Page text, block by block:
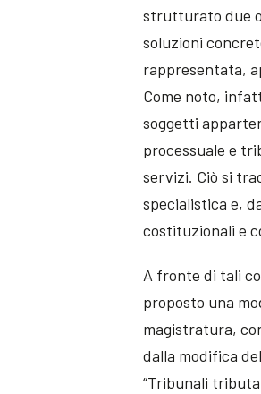
strutturato due
soluzioni
rappresentata,
Come noto,
soggetti
processuale e
servizi. Ciò si
specialistica e,
costituzionali e
A fronte di tali
proposto una
magistratura,
dalla modifica
“Tribunali